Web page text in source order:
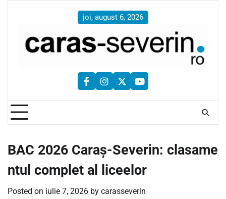
joi, august 6, 2026
facebookinstagram
twitteryoutube
BAC 2026 Caraș-Severin: clasame
ntul complet al liceelor
Posted on iulie 7, 2026 by carasseverin